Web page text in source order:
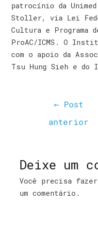
patrocínio da Unimed
Stoller, via Lei
Cultura e Programa
ProAC/ICMS. O
com o apoio da
Tsu Hung Sieh e
←Post
anterior
Deixe um
Você precisa
um comentário.